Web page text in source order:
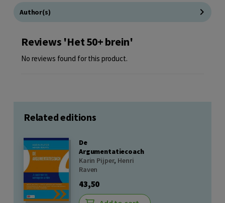
Author(s)
Reviews 'Het 50+ brein'
No reviews found for this product.
Related editions
De
Argumentatiecoach
Karin Pijper, Henri
Raven
43,50